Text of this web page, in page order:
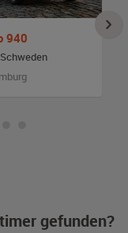
940
gefunden?